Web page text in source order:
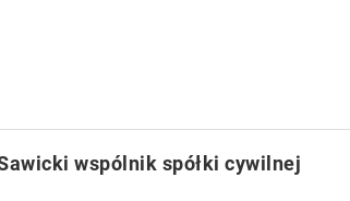
wspólnik spółki cywilnej